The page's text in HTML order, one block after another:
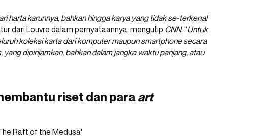
harta karunnya, bahkan hingga karya yang tidak se-terkenal
dari Louvre dalam pernyataannya, mengutip CNN. “Untuk
koleksi karta dari komputer maupun smartphone secara
dipinjamkan, bahkan dalam jangka waktu panjang, atau
riset dan paraart